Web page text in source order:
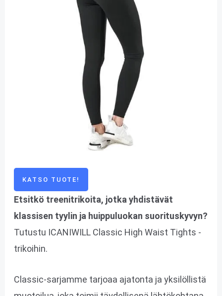
KATSO TUOTE!
Etsitkö treenitrikoita, jotka yhdistävät
klassisen tyylin ja huippuluokan suorituskyvyn?
Tutustu ICANIWILL Classic High Waist Tights -
trikoihin.
Classic-sarjamme tarjoaa ajatonta ja yksilöllistä